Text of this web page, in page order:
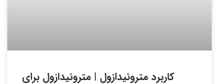
کاربرد مترونیدازول | مترونیدازول برای